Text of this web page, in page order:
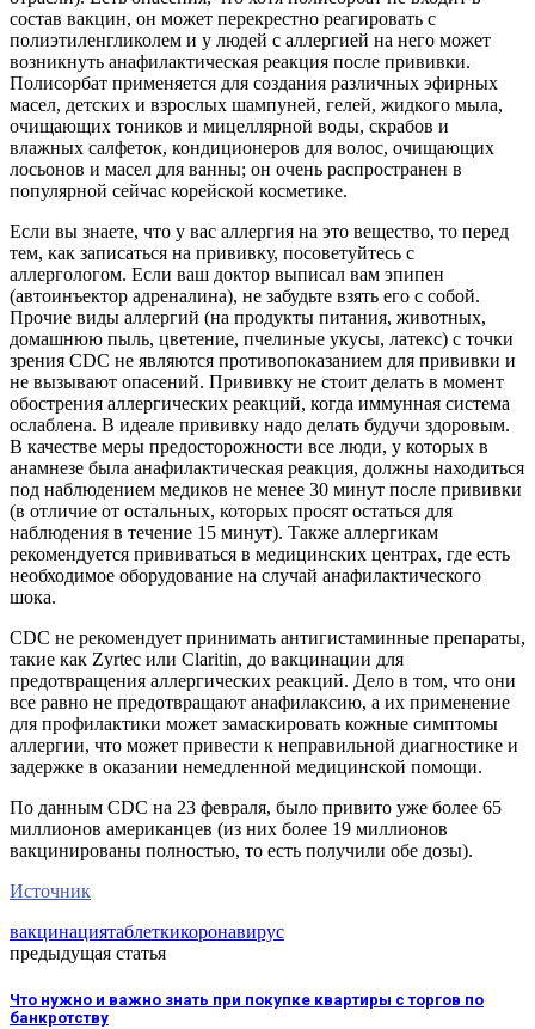
состав вакцин, он может перекрестно реагировать с
полиэтиленгликолем и у людей с аллергией на него может
возникнуть анафилактическая реакция после прививки.
Полисорбат применяется для создания различных эфирных
масел, детских и взрослых шампуней, гелей, жидкого мыла,
очищающих тоников и мицеллярной воды, скрабов и
влажных салфеток, кондиционеров для волос, очищающих
лосьонов и масел для ванны; он очень распространен в
популярной сейчас корейской косметике.
Если вы знаете, что у вас аллергия на это вещество, то перед
тем, как записаться на прививку, посоветуйтесь с
аллергологом. Если ваш доктор выписал вам эпипен
(автоинъектор адреналина), не забудьте взять его с собой.
Прочие виды аллергий (на продукты питания, животных,
домашнюю пыль, цветение, пчелиные укусы, латекс) с точки
зрения CDC не являются противопоказанием для прививки и
не вызывают опасений. Прививку не стоит делать в момент
обострения аллергических реакций, когда иммунная система
ослаблена. В идеале прививку надо делать будучи здоровым.
В качестве меры предосторожности все люди, у которых в
анамнезе была анафилактическая реакция, должны находиться
под наблюдением медиков не менее 30 минут после прививки
(в отличие от остальных, которых просят остаться для
наблюдения в течение 15 минут). Также аллергикам
рекомендуется прививаться в медицинских центрах, где есть
необходимое оборудование на случай анафилактического
шока.
CDC не рекомендует принимать антигистаминные препараты,
такие как Zyrtec или Claritin, до вакцинации для
предотвращения аллергических реакций. Дело в том, что они
все равно не предотвращают анафилаксию, а их применение
для профилактики может замаскировать кожные симптомы
аллергии, что может привести к неправильной диагностике и
задержке в оказании немедленной медицинской помощи.
По данным CDC на 23 февраля, было привито уже более 65
миллионов американцев (из них более 19 миллионов
вакцинированы полностью, то есть получили обе дозы).
Источник
вакцинациятаблеткикоронавирус
предыдущая статья
Что нужно и важно знать при покупке квартиры с торгов по
банкротству